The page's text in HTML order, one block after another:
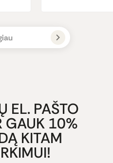
EL. PAŠTO
GAUK 10%
KITAM